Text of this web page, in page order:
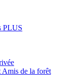
PLUS
Amis de la forêt